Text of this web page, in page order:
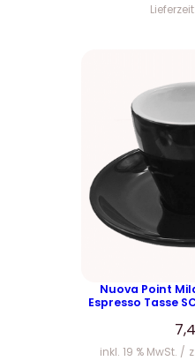
Lieferzeit:
Nuova Point
Espresso Tasse
inkl. 19 % MwSt.